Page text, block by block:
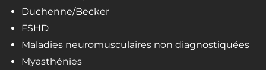
Duchenne/Becker
FSHD
Maladies neuromusculaires non diagnostiquées
Myasthénies